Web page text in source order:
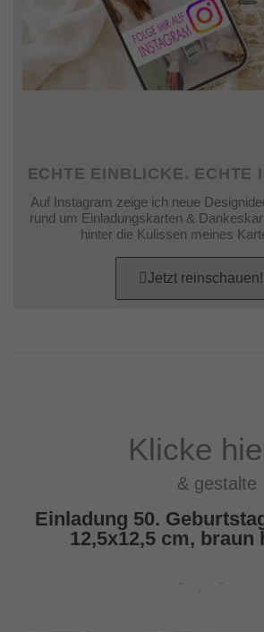
ECHTE EINBLICKE. ECHTE
Auf Instagram zeige ich neue
rund um Einladungskarten &
hinter die Kulissen meines
Jetzt reinschauen!
Klicke
& gestalte
Einladung 50.
12,5x12,5 cm, braun